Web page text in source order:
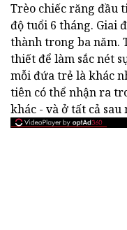
Trèo chiếc răng đầu
độ tuổi 6 tháng. Giai
thành trong ba năm.
thiết để làm sắc nét
mỗi đứa trẻ là khác
tiên có thể nhận ra
khác - và ở tất cả sau